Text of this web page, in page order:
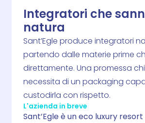
Integratori che
natura
Sant’Egle produce integratori
partendo dalle materie prime
direttamente. Una promessa
necessita di un packaging
custodirla con rispetto.
L'azienda in breve
Sant’Egle è un eco luxury